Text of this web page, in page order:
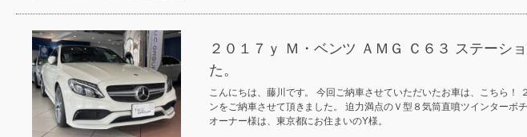
２０１７ｙ Ｍ・ベンツ ＡＭＧ Ｃ６３ ステーシ
た。
こんにちは、藤川です。 今回ご納車させていただいたお車は、こちら！
ンをご納車させて頂きました。 迫力満点のＶ型８気筒直噴ツインターボ
オーナー様は、東京都にお住まいのY様。